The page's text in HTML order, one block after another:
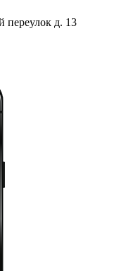
переулок д. 13